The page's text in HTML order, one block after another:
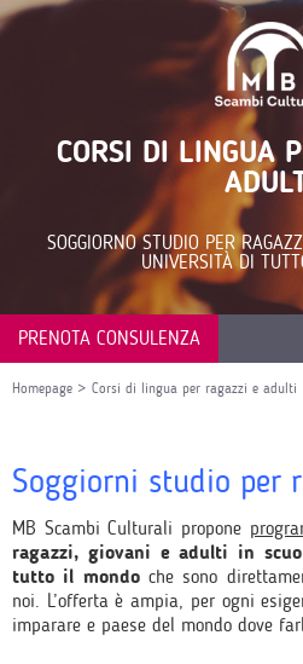
CORSI DI LINGUA
SOGGIORNO STUDIO PER
UNIVERSITÀ DI
PRENOTA CONSULENZA
Homepage > Corsi di lingua per ragazzi e adulti
Soggiorni studio per
MB Scambi Culturali propone
ragazzi, giovani e adulti in
tutto il mondoche sono
noi. L’offerta è ampia, per ogni
imparare e paese del mondo dove